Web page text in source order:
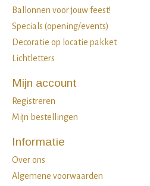
Ballonnen voor jouw feest!
Specials (opening/events)
Decoratie op locatie pakket
Lichtletters
Mijn account
Registreren
Mijn bestellingen
Informatie
Over ons
Algemene voorwaarden